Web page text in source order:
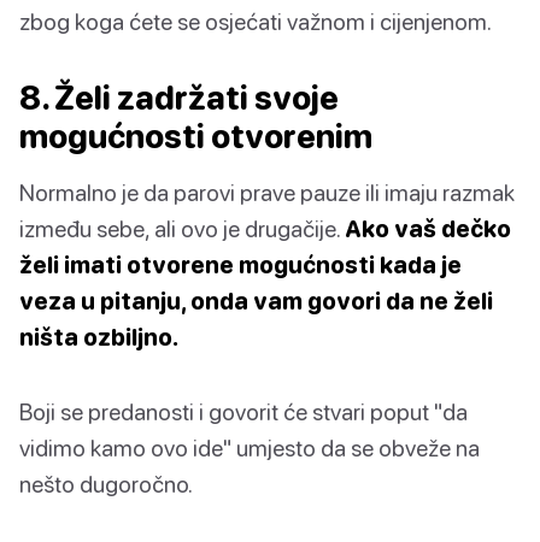
zbog koga ćete se osjećati važnom i cijenjenom.
8. Želi zadržati svoje
mogućnosti otvorenim
Normalno je da parovi prave pauze ili imaju razmak
između sebe, ali ovo je drugačije. Ako vaš dečko
želi imati otvorene mogućnosti kada je
veza u pitanju, onda vam govori da ne želi
ništa ozbiljno.
Boji se predanosti i govorit će stvari poput "da
vidimo kamo ovo ide" umjesto da se obveže na
nešto dugoročno.